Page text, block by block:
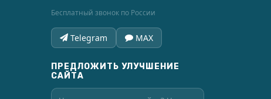
Бесплатный звонок по России
Telegram MAX
ПРЕДЛОЖИТЬ УЛУЧШЕНИЕ
САЙТА